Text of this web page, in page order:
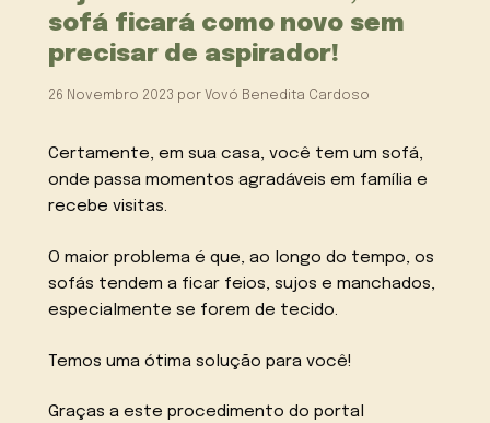
sofá ficará como novo sem
precisar de aspirador!
26 Novembro 2023 por Vovó Benedita Cardoso
Certamente, em sua casa, você tem um sofá,
onde passa momentos agradáveis em família e
recebe visitas.
O maior problema é que, ao longo do tempo, os
sofás tendem a ficar feios, sujos e manchados,
especialmente se forem de tecido.
Temos uma ótima solução para você!
Graças a este procedimento do portal